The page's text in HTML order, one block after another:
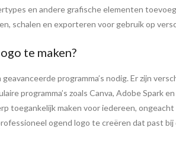
en andere grafische elementen
schalen en exporteren voor gebruik op
te maken?
programma’s nodig. Er zijn
programma’s zoals Canva, Adobe Spark
toegankelijk maken voor iedereen,
ogend logo te creëren dat past